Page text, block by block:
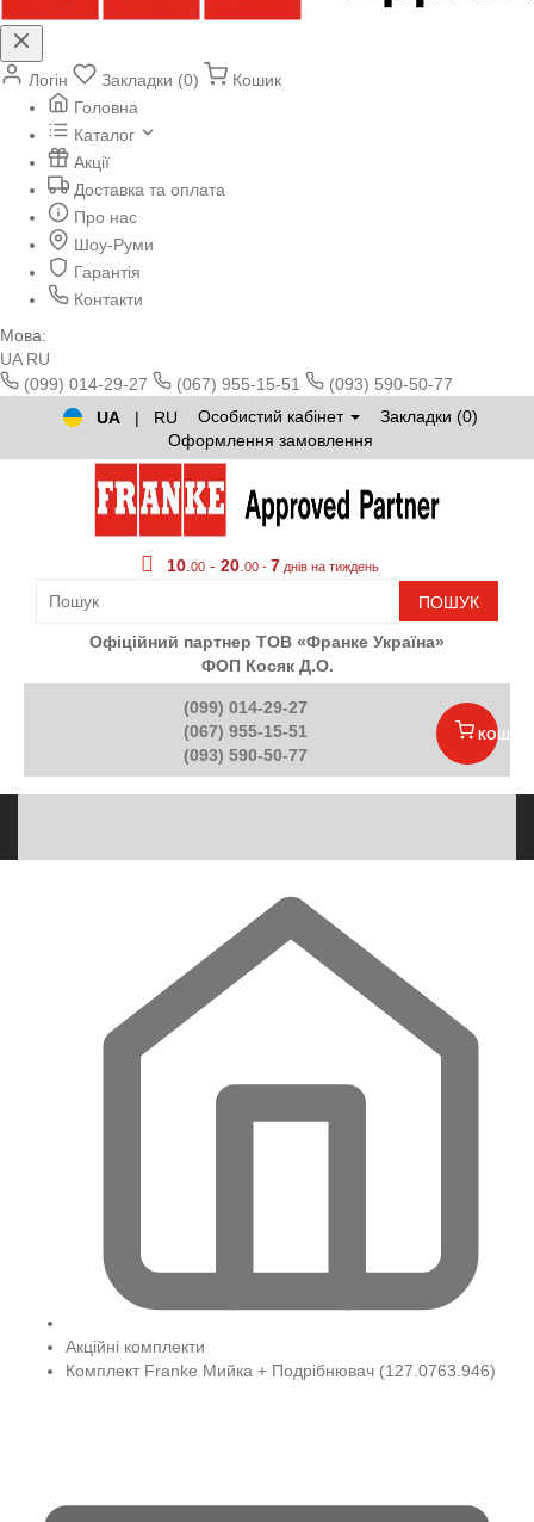
Логін Закладки (0)
Кошик
Головна
Каталог
Акції
Доставка та оплата
Про нас
Шоу-Руми
Гарантія
Контакти
Мова:
UA RU
(099) 014-29-27
(067) 955-15-51
(093) 590-50-77
UA
| RU Особистий кабінет
Закладки (0)
Оформлення замовлення
10 00 - 20 00 - 7 днів на тиждень
ПОШУК
Офіційний партнер ТОВ «Франке Україна»
ФОП Косяк Д.О.
(099) 014-29-27
(067) 955-15-51
(093) 590-50-77
КОШИК
Акційні комплекти
Комплект Franke Мийка + Подрібнювач (127.0763.946)